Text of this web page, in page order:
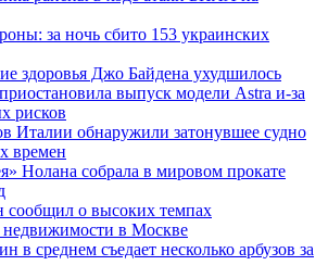
за ночь сбито 153 украинских
здоровья Джо Байдена ухудшилось
выпуск модели Astra и-за
рисков
Италии обнаружили затонувшее судно
времен
Нолана собрала в мировом прокате
сообщил о высоких темпах
недвижимости в Москве
в среднем съедает несколько арбузов за